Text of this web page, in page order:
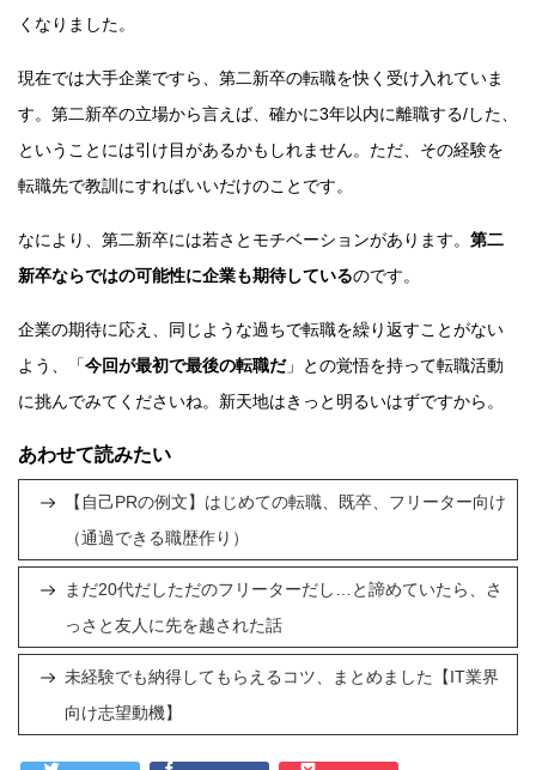
くなりました。
現在では大手企業ですら、第二新卒の転職を快く受け入れていま
す。第二新卒の立場から言えば、確かに3年以内に離職する/した、
ということには引け目があるかもしれません。ただ、その経験を
転職先で教訓にすればいいだけのことです。
なにより、第二新卒には若さとモチベーションがあります。 第二
新卒ならではの可能性に企業も期待しているのです。
企業の期待に応え、同じような過ちで転職を繰り返すことがない
よう、「今回が最初で最後の転職だ」との覚悟を持って転職活動
に挑んでみてくださいね。新天地はきっと明るいはずですから。
あわせて読みたい
【自己PRの例文】はじめての転職、既卒、フリーター向け
（通過できる職歴作り）
まだ20代だしただのフリーターだし…と諦めていたら、さ
っさと友人に先を越された話
未経験でも納得してもらえるコツ、まとめました【IT業界
向け志望動機】